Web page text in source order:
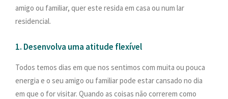
amigo ou familiar, quer este resida em casa ou num lar
residencial.
1. Desenvolva uma atitude flexível
Todos temos dias em que nos sentimos com muita ou pouca
energia e o seu amigo ou familiar pode estar cansado no dia
em que o for visitar. Quando as coisas não correrem como